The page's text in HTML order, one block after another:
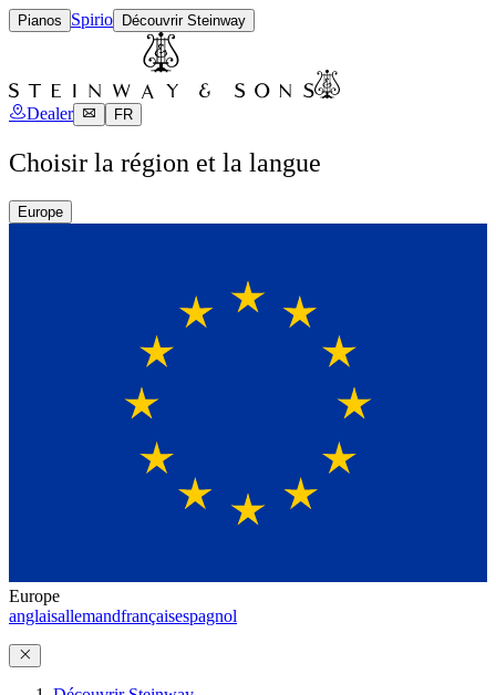
Pianos Spirio Découvrir Steinway
Dealer FR
Choisir la région et la langue
Europe
Europe
anglaisallemandfrançaisespagnol